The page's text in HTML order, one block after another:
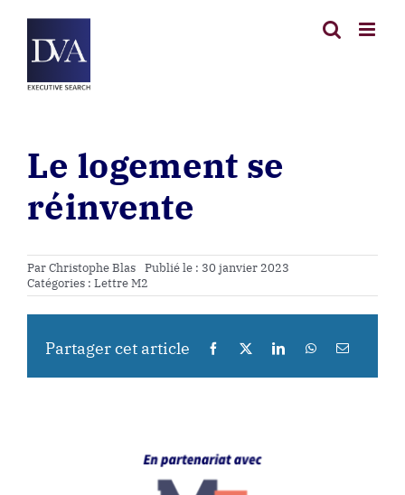
contenu
Le logement se
réinvente
ParChristophe Blas Publié le : 30 janvier 2023
Catégories : Lettre M2
Partager cet article